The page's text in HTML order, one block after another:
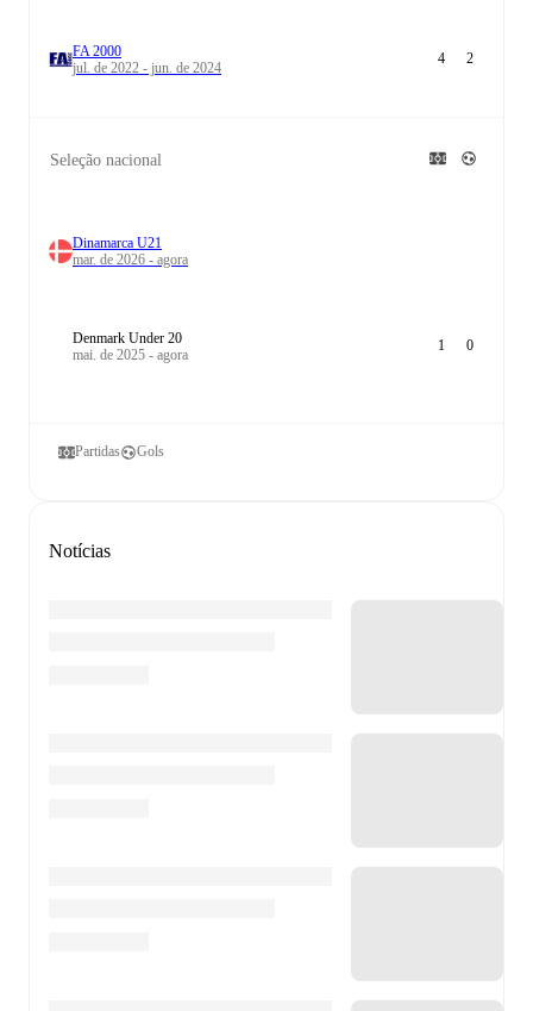
FA 2000
jul. de 2022 - jun. de 2024
4 2
Seleção nacional
Dinamarca U21
mar. de 2026 - agora
Denmark Under 20
mai. de 2025 - agora
1 0
Partidas Gols
Notícias